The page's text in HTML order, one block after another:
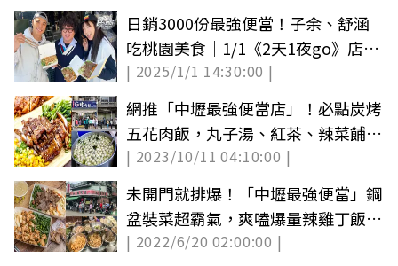
日銷3000份最強便當！子余、舒涵
吃桃園美食｜1/1《2天1夜go》店家
資訊
| 2025/1/1 14:30:00 |
網推「中壢最強便當店」！必點炭烤
五花肉飯，丸子湯、紅茶、辣菜餔無
限自取
| 2023/10/11 04:10:00 |
未開門就排爆！「中壢最強便當」鋼
盆裝菜超霸氣，爽嗑爆量辣雞丁飯免
百元
| 2022/6/20 02:00:00 |